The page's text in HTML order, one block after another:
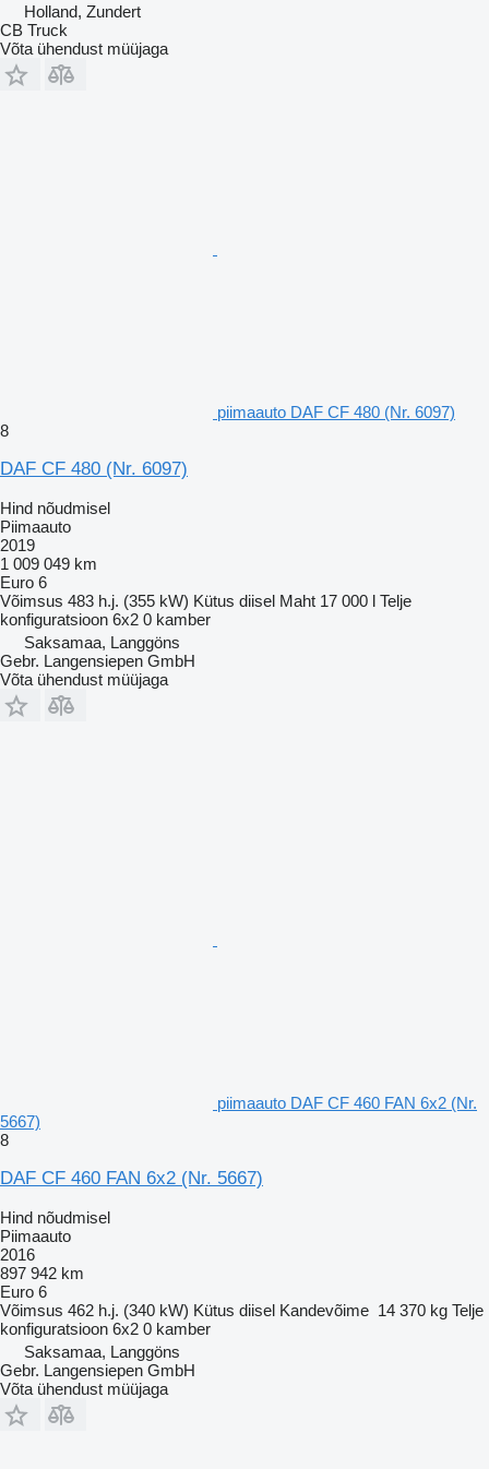
Holland, Zundert
CB Truck
Võta ühendust müüjaga
piimaauto DAF CF 480 (Nr. 6097)
8
DAF CF 480 (Nr. 6097)
Hind nõudmisel
Piimaauto
2019
1 009 049 km
Euro 6
Võimsus 483 h.j. (355 kW) Kütus diisel Maht 17 000 l Telje
konfiguratsioon 6x2 0 kamber
Saksamaa, Langgöns
Gebr. Langensiepen GmbH
Võta ühendust müüjaga
piimaauto DAF CF 460 FAN 6x2 (Nr.
5667)
8
DAF CF 460 FAN 6x2 (Nr. 5667)
Hind nõudmisel
Piimaauto
2016
897 942 km
Euro 6
Võimsus 462 h.j. (340 kW) Kütus diisel Kandevõime 14 370 kg Telje
konfiguratsioon 6x2 0 kamber
Saksamaa, Langgöns
Gebr. Langensiepen GmbH
Võta ühendust müüjaga